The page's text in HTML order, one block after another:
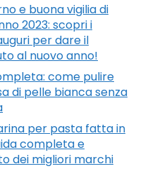
e buona vigilia di
2023: scopri i
per dare il
al nuovo anno!
come pulire
di pelle bianca senza
per pasta fatta in
completa e
dei migliori marchi